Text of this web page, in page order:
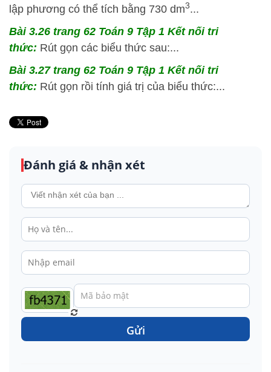
lập phương có thể tích bằng 730 dm3...
Bài 3.26 trang 62 Toán 9 Tập 1 Kết nối tri
thức: Rút gọn các biểu thức sau:...
Bài 3.27 trang 62 Toán 9 Tập 1 Kết nối tri
thức: Rút gọn rồi tính giá trị của biểu thức:...
Đánh giá & nhận xét
Gửi